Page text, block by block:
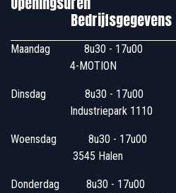
Bedrijfsgegevens
Maandag
​8u30
4-MOTION
Dinsdag
​8u30
Industriepark 1110
Woensdag
3545 Halen
Donderdag
​​8u30